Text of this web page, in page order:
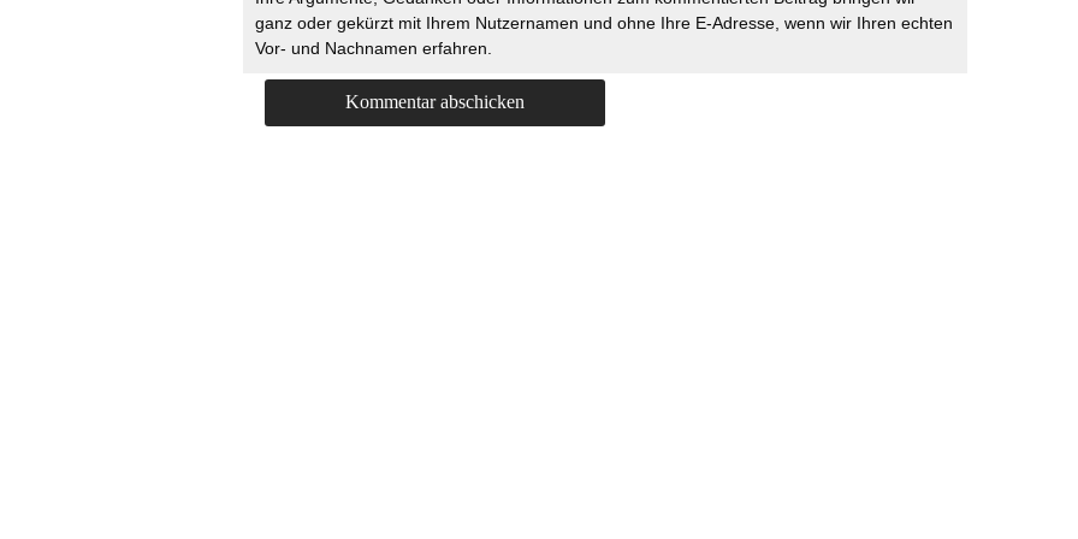
ganz oder gekürzt mit Ihrem Nutzernamen und ohne Ihre E-Adresse, wenn wir Ihren echten
Vor- und Nachnamen erfahren.